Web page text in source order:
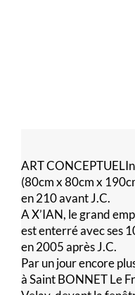
ART
(80cm x 80cm x
en 210 avant J.C.
A X’IAN, le grand
est enterré avec ses
en 2005 après J.C.
Par un jour encore
à Saint BONNET Le